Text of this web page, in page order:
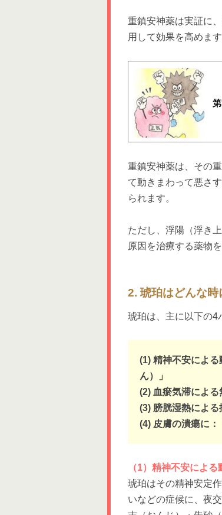
重鎮安神薬は実証に
用して効果を高めます
重鎮安神薬は、その
て動きまわって悪さ
られます。
ただし、浮陽（浮き
原因を治療する薬物
2. 琥珀はどんな時
琥珀は、主に以下の4
(1) 精神不安によ
ん）」
(2) 血瘀気滞による
(3) 膀胱湿熱による
(4) 皮膚の潰瘍に：
（1）精神不安によ
琥珀はその精神安定
いなどの症候に、夜